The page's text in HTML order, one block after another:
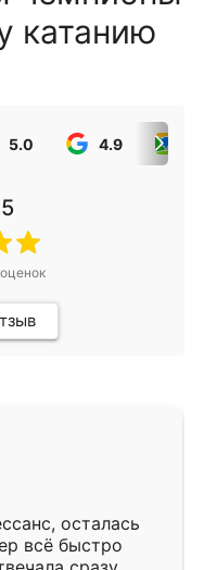
катанию
5.0 4.9
оценок
осталась
всё быстро